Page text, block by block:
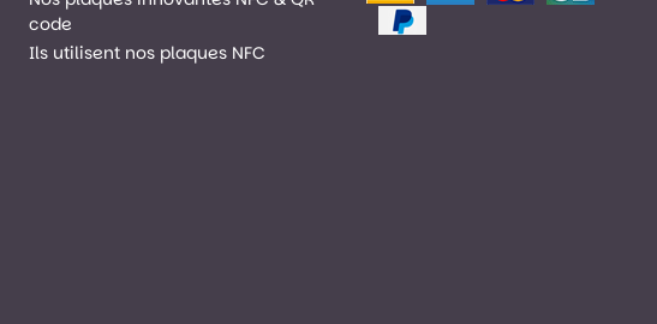
code
Ils utilisent nos plaques NFC